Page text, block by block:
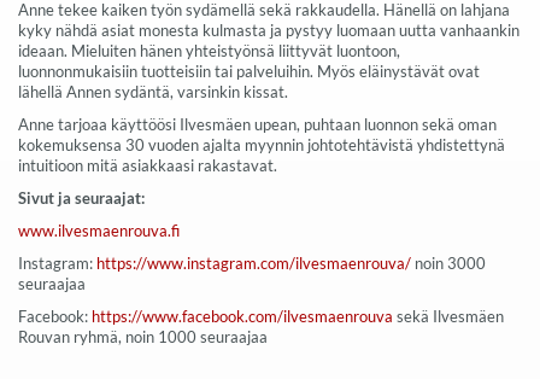
Anne tekee kaiken työn sydämellä sekä rakkaudella. Hänellä on lahjana
kyky nähdä asiat monesta kulmasta ja pystyy luomaan uutta vanhaankin
ideaan. Mieluiten hänen yhteistyönsä liittyvät luontoon,
luonnonmukaisiin tuotteisiin tai palveluihin. Myös eläinystävät ovat
lähellä Annen sydäntä, varsinkin kissat.
Anne tarjoaa käyttöösi Ilvesmäen upean, puhtaan luonnon sekä oman
kokemuksensa 30 vuoden ajalta myynnin johtotehtävistä yhdistettynä
intuitioon mitä asiakkaasi rakastavat.
Sivut ja seuraajat:
www.ilvesmaenrouva.fi
Instagram: https://www.instagram.com/ilvesmaenrouva/ noin 3000
seuraajaa
Facebook: https://www.facebook.com/ilvesmaenrouva sekä Ilvesmäen
Rouvan ryhmä, noin 1000 seuraajaa